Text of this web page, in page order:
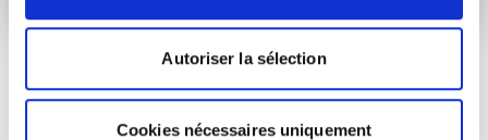
Autoriser la sélection
Cookies nécessaires uniquement
ARTICLES LIÉS